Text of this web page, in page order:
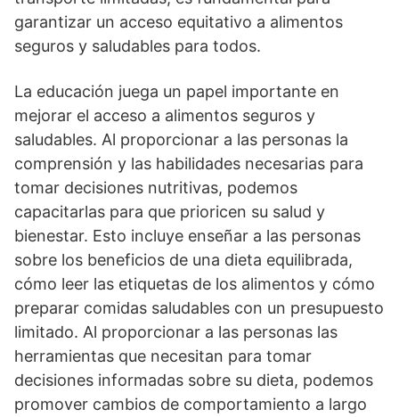
garantizar un acceso equitativo a alimentos
seguros y saludables para todos.
La educación juega un papel importante en
mejorar el acceso a alimentos seguros y
saludables. Al proporcionar a las personas la
comprensión y las habilidades necesarias para
tomar decisiones nutritivas, podemos
capacitarlas para que prioricen su salud y
bienestar. Esto incluye enseñar a las personas
sobre los beneficios de una dieta equilibrada,
cómo leer las etiquetas de los alimentos y cómo
preparar comidas saludables con un presupuesto
limitado. Al proporcionar a las personas las
herramientas que necesitan para tomar
decisiones informadas sobre su dieta, podemos
promover cambios de comportamiento a largo